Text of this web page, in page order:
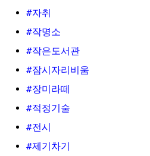
#자취
#작명소
#작은도서관
#잠시자리비움
#장미라떼
#적정기술
#전시
#제기차기